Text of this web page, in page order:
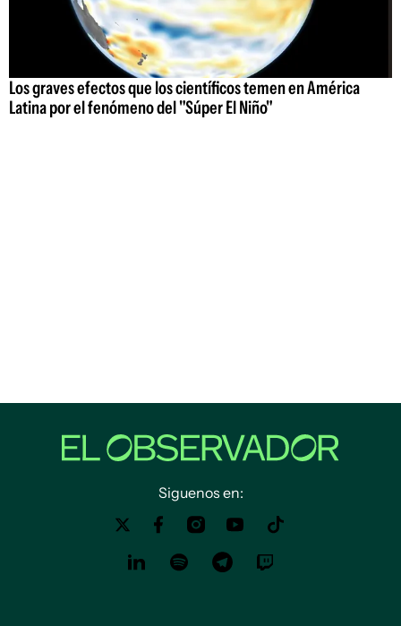
Los graves efectos que los científicos temen en América
Latina por el fenómeno del "Súper El Niño"
Siguenos en: